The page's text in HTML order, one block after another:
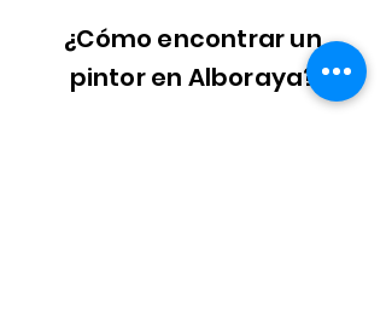
¿Cómo encontrar un
pintor en Alboraya?